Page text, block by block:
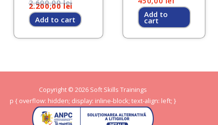
Rated
0
out
of
2.600,00lei
2.200,00lei
Add to cart
0
out
of
5
Add to
cart
Copyright © 2026 Soft Skills Trainings
p { overflow: hidden; display: inline-block; text-align: left; }